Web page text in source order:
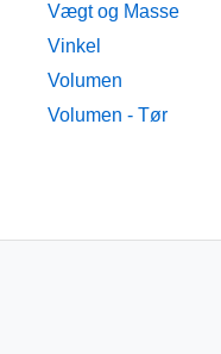
Vægt og Masse
Vinkel
Volumen
Volumen - Tør